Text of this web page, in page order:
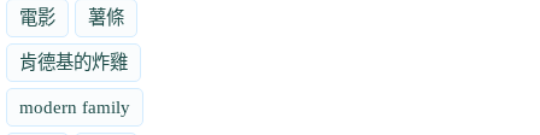
電影 薯條
肯德基的炸雞
modern family